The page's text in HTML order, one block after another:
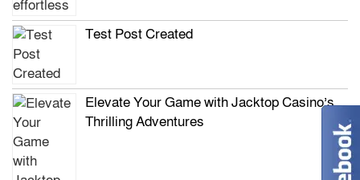
Test Post Created
Elevate Your Game with Jacktop Casino’s
Thrilling Adventures